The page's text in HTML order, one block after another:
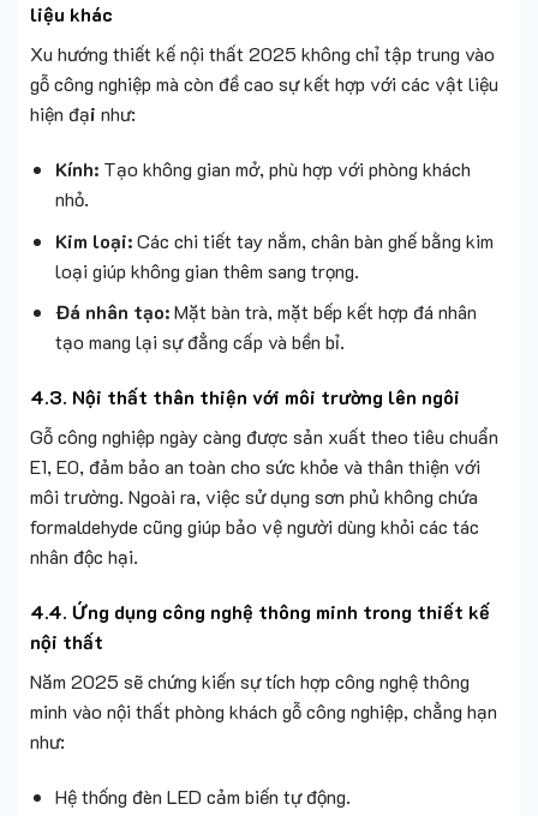
liệu khác
Xu hướng thiết kế nội thất 2025 không chỉ tập trung vào
gỗ công nghiệp mà còn đề cao sự kết hợp với các vật liệu
hiện đại như:
Kính:Tạo không gian mở, phù hợp với phòng khách
nhỏ.
Kim loại:Các chi tiết tay nắm, chân bàn ghế bằng kim
loại giúp không gian thêm sang trọng.
Đá nhân tạo:Mặt bàn trà, mặt bếp kết hợp đá nhân
tạo mang lại sự đẳng cấp và bền bỉ.
4.3. Nội thất thân thiện với môi trường lên ngôi
Gỗ công nghiệp ngày càng được sản xuất theo tiêu chuẩn
E1, E0, đảm bảo an toàn cho sức khỏe và thân thiện với
môi trường. Ngoài ra, việc sử dụng sơn phủ không chứa
formaldehyde cũng giúp bảo vệ người dùng khỏi các tác
nhân độc hại.
4.4. Ứng dụng công nghệ thông minh trong thiết kế
nội thất
Năm 2025 sẽ chứng kiến sự tích hợp công nghệ thông
minh vào nội thất phòng khách gỗ công nghiệp, chẳng hạn
như:
Hệ thống đèn LED cảm biến tự động.